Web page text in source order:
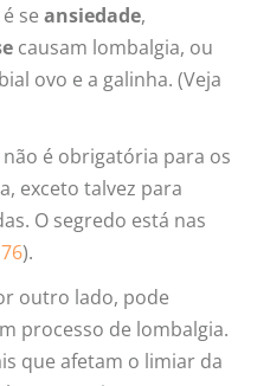
é seansiedade,
causam lombalgia, ou
ovo e a galinha. (Veja
não é obrigatória para os
exceto talvez para
O segredo está nas
).
outro lado, pode
processo de lombalgia.
que afetam o limiar da